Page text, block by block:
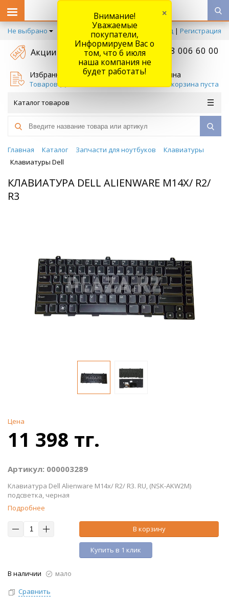
Не выбрано Вход | Регистрация
Акции +7 778 006 60 00
Избранное
Товаров (
Корзина
Ваша корзина пуста
Каталог товаров
Главная Каталог Запчасти для ноутбуков
Клавиатуры
Клавиатуры Dell
КЛАВИАТУРА DELL ALIENWARE M14X/ R2/
R3
Цена
11 398 тг.
Артикул: 000003289
Клавиатура Dell Alienware M14x/ R2/ R3. RU, (NSK-AKW2M)
подсветка, черная
Подробнее
В корзину
Купить в 1 клик
В наличии
мало
Сравнить
Внимание!
Уважаемые
покупатели,
Информируем Вас о
том, что 6 июля
наша компания не
будет работать!
×